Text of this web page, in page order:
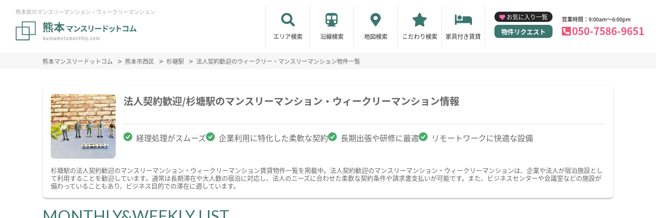
熊本県のマンスリーマンション・ウィークリーマンション
エリア検索 沿線検索 地図検索 こだわり検索 家具付き賃貸
お気に入り一覧
物件リクエスト
営業時間：9:00am～6:00pm
050-7586-9651
熊本マンスリードットコム 熊本市西区 杉塘駅 法人契約歓迎のウィークリー・マンスリーマンション物件一覧
法人契約歓迎/杉塘駅のマンスリーマンション・ウィークリーマンション情報
経理処理がスムーズ 企業利用に特化した柔軟な契約 長期出張や研修に最適 リモートワークに快適な設備
杉塘駅の法人契約歓迎のマンスリーマンション・ウィークリーマンション賃貸物件一覧を掲載中。法人契約歓迎のマンスリーマンション・ウィークリーマンションは、企業や法人が宿泊施設とし
て利用することを歓迎しています。通常は長期滞在や大人数の宿泊に対応し、法人のニーズに合わせた柔軟な契約条件や請求書支払いが可能です。また、ビジネスセンターや会議室などの施設が
備わっていることもあり、ビジネス目的での滞在に適しています。